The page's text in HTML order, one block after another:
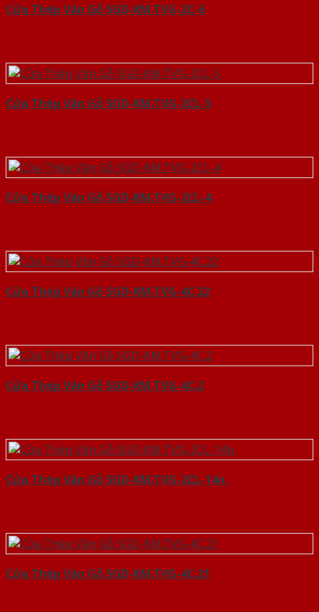
Cửa Thép Vân Gỗ SGD-KM.TVG-2C-6
Cửa Thép Vân Gỗ SGD-KM.TVG-2CL-5
Cửa Thép Vân Gỗ SGD-KM.TVG-2CL-4
Cửa Thép Vân Gỗ SGD-KM.TVG-4C.22
Cửa Thép Vân Gỗ SGD-KM.TVG-4C.2
Cửa Thép Vân Gỗ SGD-KM.TVG-2CL-14n.
Cửa Thép Vân Gỗ SGD-KM.TVG-4C.21